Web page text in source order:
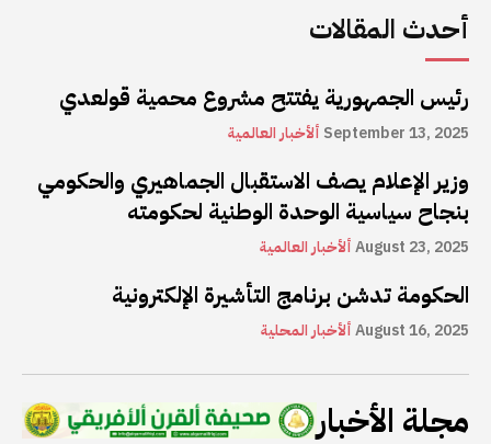
أحدث المقالات
رئيس الجمهورية يفتتح مشروع محمية قولعدي
ألأخبار العالمية September 13, 2025
وزير الإعلام يصف الاستقبال الجماهيري والحكومي
بنجاح سياسية الوحدة الوطنية لحكومته
ألأخبار العالميةAugust 23, 2025
الحكومة تدشن برنامج التأشيرة الإلكترونية
ألأخبار المحليةAugust 16, 2025
مجلة الأخبار